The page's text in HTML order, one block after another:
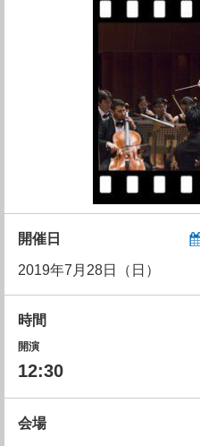
開催日
2019年7月28日（日）
時間
開演
12:30
会場